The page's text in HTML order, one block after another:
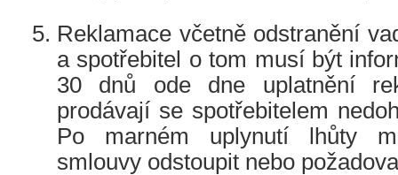
Reklamace včetně odstranění
a spotřebitel o tom musí být
30 dnů ode dne uplatnění
prodávají se spotřebitelem
Po marném uplynutí lhůty
smlouvy odstoupit nebo